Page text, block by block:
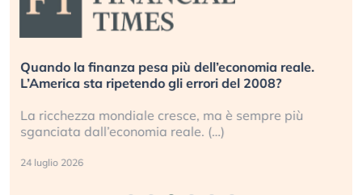
Quando la finanza pesa più dell’economia reale.
L’America sta ripetendo gli errori del 2008?
La ricchezza mondiale cresce, ma è sempre più
sganciata dall’economia reale. (…)
24 luglio 2026